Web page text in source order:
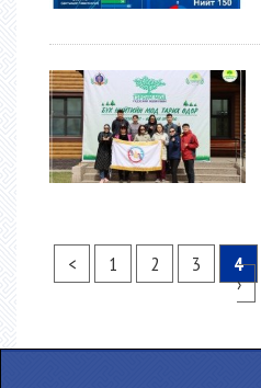
< 1 2 3 4
›